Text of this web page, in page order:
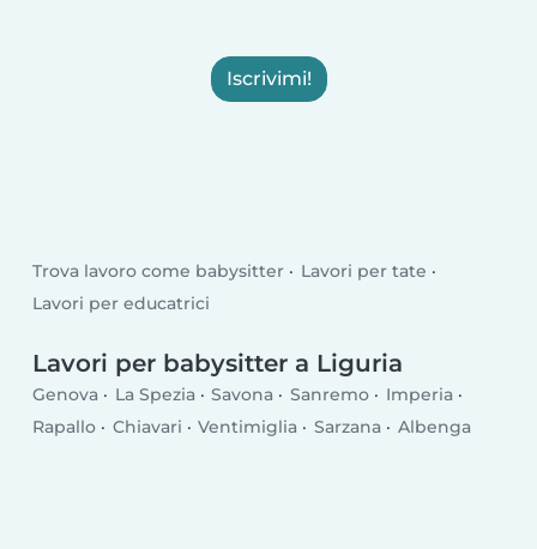
Iscrivimi!
Trova lavoro come babysitter
Lavori per tate
Lavori per educatrici
Lavori per babysitter a Liguria
Genova La Spezia Savona Sanremo
Imperia
Rapallo
Chiavari Ventimiglia Sarzana Albenga